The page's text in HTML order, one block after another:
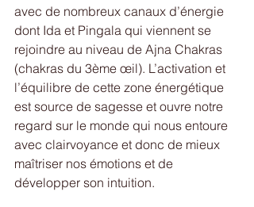
avec de nombreux canaux d’énergie
dont Ida et Pingala qui viennent se
rejoindre au niveau de Ajna Chakras
(chakras du 3ème œil). L’activation et
l’équilibre de cette zone énergétique
est source de sagesse et ouvre notre
regard sur le monde qui nous entoure
avec clairvoyance et donc de mieux
maîtriser nos émotions et de
développer son intuition.